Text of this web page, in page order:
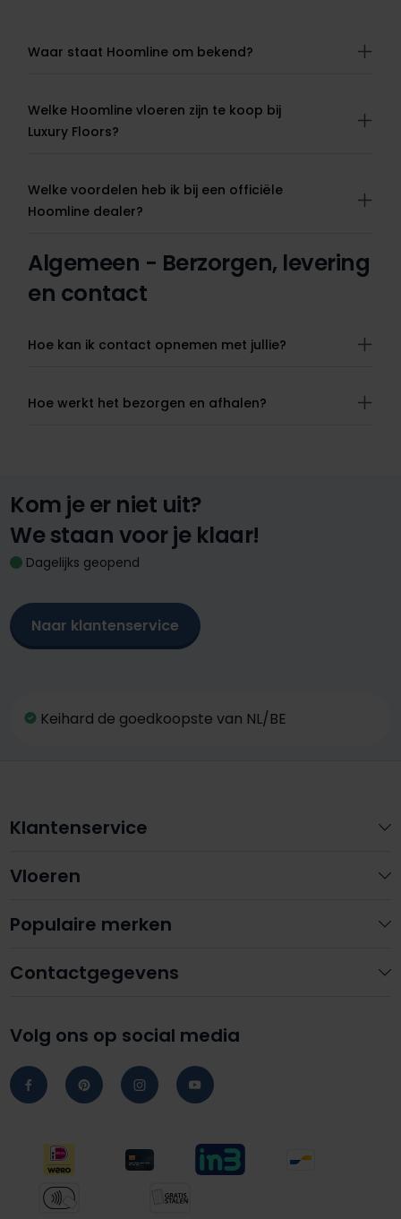
Waar staat Hoomline om bekend?
Welke Hoomline vloeren zijn te koop bij
Luxury Floors?
Welke voordelen heb ik bij een officiële
Hoomline dealer?
Algemeen - Berzorgen, levering
en contact
Hoe kan ik contact opnemen met jullie?
Hoe werkt het bezorgen en afhalen?
Kom je er niet uit?
We staan voor je klaar!
Dagelijks geopend
Naar klantenservice
Keihard de goedkoopste van NL/BE
Contactgegevens
Volg ons op social media
Klantenservice
Vloeren
Populaire merken